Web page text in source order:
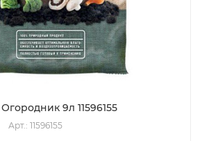
Торф верховой Огородник 9л 11596155
Арт.: 11596155